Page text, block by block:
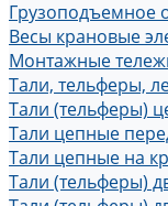
Грузоподъемное
Весы крановые
Монтажные
Тали, тельферы,
Тали (тельферы)
Тали цепные
Тали цепные на
Тали (тельферы)